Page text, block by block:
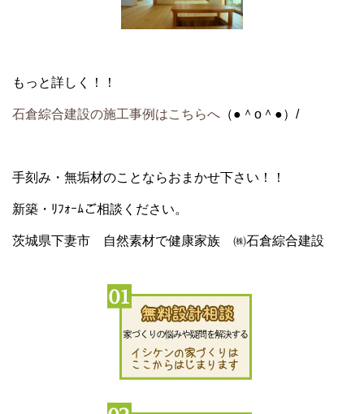
もっと詳しく！！
石倉綜合建設の施工事例はこちらへ （●＾o＾●）/
手刻み・無垢材のことならおまかせ下さい！！
新築・ﾘﾌｫｰﾑご相談ください。
茨城県下妻市 自然素材で健康家族 ㈱石倉綜合建設